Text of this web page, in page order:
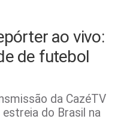
ao vivo:
de futebol
da CazéTV
do Brasil na